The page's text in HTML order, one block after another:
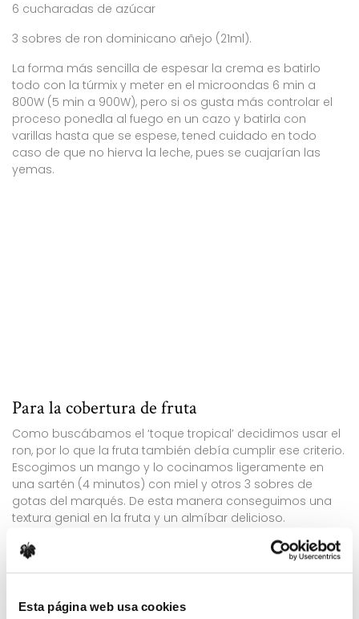
Esta página web usa cookies
6 cucharadas de azúcar
3 sobres de ron dominicano añejo (21ml).
La forma más sencilla de espesar la crema es batirlo
todo con la túrmix y meter en el microondas 6 min a
800W (5 min a 900W), pero si os gusta más controlar el
proceso ponedla al fuego en un cazo y batirla con
varillas hasta que se espese, tened cuidado en todo
caso de que no hierva la leche, pues se cuajarían las
yemas.
Para la cobertura de fruta
Como buscábamos el ‘toque tropical’ decidimos usar el
ron, por lo que la fruta también debía cumplir ese criterio.
Escogimos un mango y lo cocinamos ligeramente en
una sartén (4 minutos) con miel y otros 3 sobres de
gotas del marqués. De esta manera conseguimos una
textura genial en la fruta y un almíbar delicioso.
Llegados hasta aquí ya hicimos lo más difícil, rellenamos
la pasta quebrada con la crema y le ponemos la fruta
podemos animar a salir al balcón, terraza o jardín para
disfrutarla con un rayito de sol primaveral y